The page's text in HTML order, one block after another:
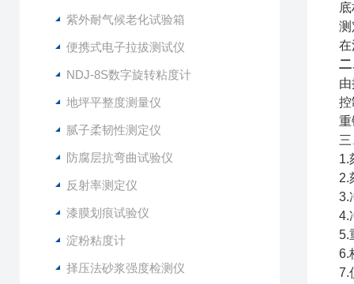
紫外耐气候老化试验箱
便携式电子拉拔测试仪
NDJ-8S数字旋转粘度计
地坪平整度测量仪
腻子柔韧性测定仪
防腐层抗弯曲试验仪
反射率测定仪
漆膜划痕试验仪
淀粉粘度计
择压法砂浆强度检测仪
测
在
二
控
重
1.
2.
3.
4.
5.
6.
7.